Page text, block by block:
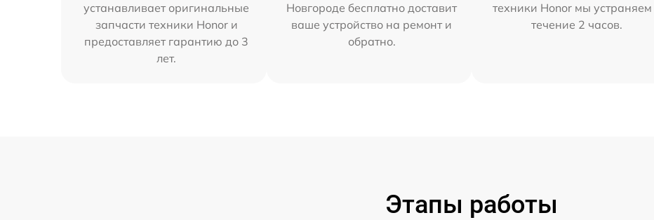
устанавливает оригинальные
запчасти техники Honor и
предоставляет гарантию до 3
лет.
Новгороде бесплатно доставит
ваше устройство на ремонт и
обратно.
техники Honor мы устраняем
течение 2 часов.
Этапы работы